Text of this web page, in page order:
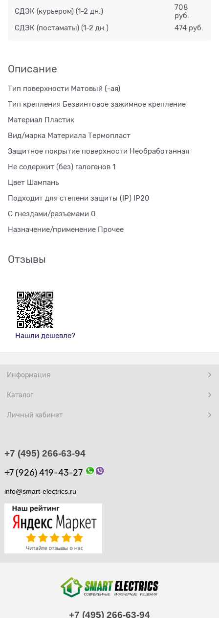
СДЭК (курьером) (1-2 дн.)
708
руб.
СДЭК (постаматы) (1-2 дн.) 474 руб.
Описание
Тип поверхности Матовый (-ая)
Тип крепления Безвинтовое зажимное крепление
Материал Пластик
Вид/марка Материала Термопласт
Защитное покрытие поверхности Необработанная
Не содержит (без) галогенов 1
Цвет Шампань
Подходит для степени защиты (IP) IP20
С гнездами/разъемами 0
Назначение/применение Прочее
Отзывы
Нашли дешевле?
Информация
Каталог
Личный кабинет
+7 (495) 266-63-94
+7 (926) 419-43-27
info@smart-electrics.ru
+7 (495) 266-63-94